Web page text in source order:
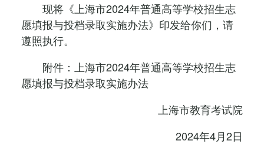
现将《上海市2024年普通高等学校招生志
愿填报与投档录取实施办法》印发给你们，请
遵照执行。
附件：上海市2024年普通高等学校招生志
愿填报与投档录取实施办法
上海市教育考试院
2024年4月2日